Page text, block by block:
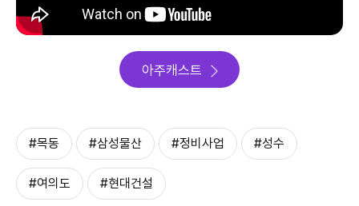
아주캐스트
#목동 #삼성물산 #정비사업 #성수
#여의도 #현대건설